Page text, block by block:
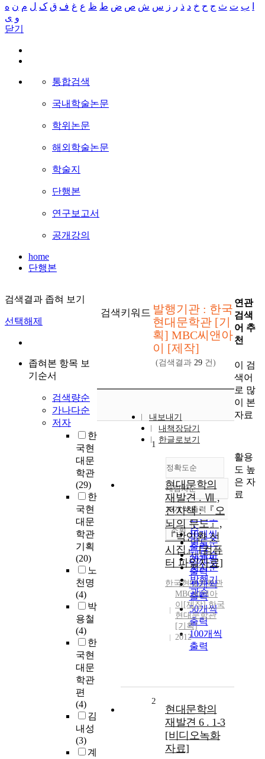
ب ت ث ج ح خ د ذ ر ز س ش ص ض ط ظ ع غ ف ق ک ل م ن ه
و ی
닫기
통합검색
국내학술논문
학위논문
해외학술논문
학술지
단행본
연구보고서
공개강의
home
단행본
검색결과 좁혀 보기
선택해제
좁혀본 항목 보
기순서
검색량순
가나다순
저자
한
국현
대문
학관
(29)
한
국현
대문
학관
기획
(20)
노
천명
(4)
박
용철
(4)
한
국현
대문
학관
편
(4)
김
내성
(3)
계
검색키워드 발행기관 : 한국
현대문학관 [기
획] MBC씨앤아
이 [제작]
(검색결과 29 건)
내보내기
내책장담기
한글로보기
정확도순
정확도
순
인기도
순
연도순
제목순
저자순
발행기
관순
내림차순
내림차순
10개씩 출력
10개씩
출력
20개씩
출력
30개씩
출력
50개씩
출력
100개씩
출력
조회
1
현대문학의
재발견 . Ⅶ ,
전자책 : 『오
뇌의 무도』,
『박인환 선
시집』 [컴퓨
터 파일자료]
한국현대문학관
MBC씨앤아
이[제작] 한국
현대문학관
[기획]
2012
2
현대문학의
재발견 6 . 1-3
[비디오녹화
자료]
연관
검색
어 추
천
이 검
색어
로 많
이 본
자료
활용
도 높
은 자
료